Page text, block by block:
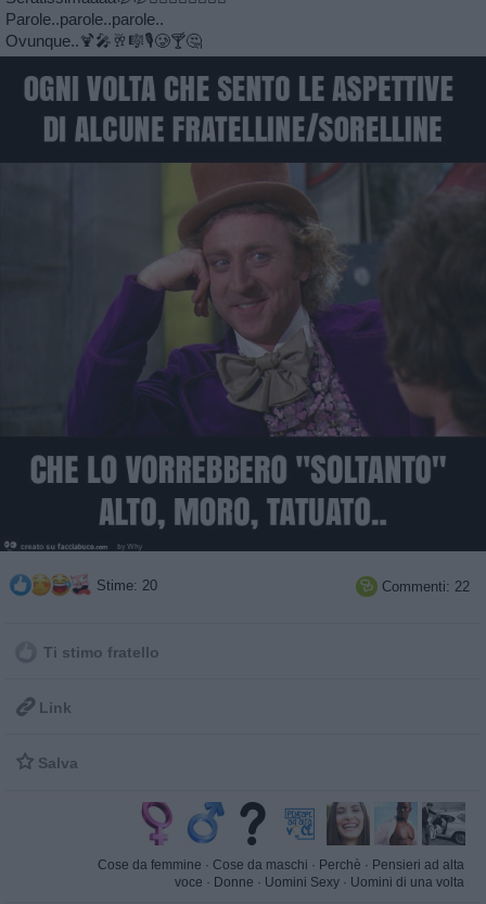
Parole..parole..parole..
Ovunque..🍹🎤🥂🎼🎙🥲🍸🤔
Stime: 20  Commenti: 22
Ti stimo fratello
 Link
 Salva
Cose da femmine · Cose da maschi · Perchè · Pensieri ad alta
voce · Donne · Uomini Sexy · Uomini di una volta